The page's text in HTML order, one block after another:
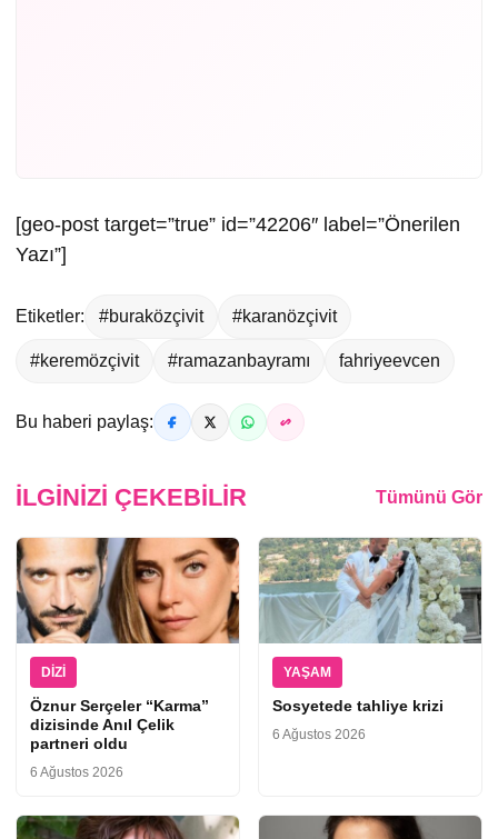
[geo-post target=”true” id=”42206″ label=”Önerilen
Yazı”]
Etiketler: #buraközçivit #karanözçivit
#keremözçivit #ramazanbayramı fahriyeevcen
Bu haberi paylaş:
İLGINIZI ÇEKEBILIR Tümünü Gör
DIZI
Öznur Serçeler “Karma”
dizisinde Anıl Çelik
partneri oldu
6 Ağustos 2026
YAŞAM
Sosyetede tahliye krizi
6 Ağustos 2026